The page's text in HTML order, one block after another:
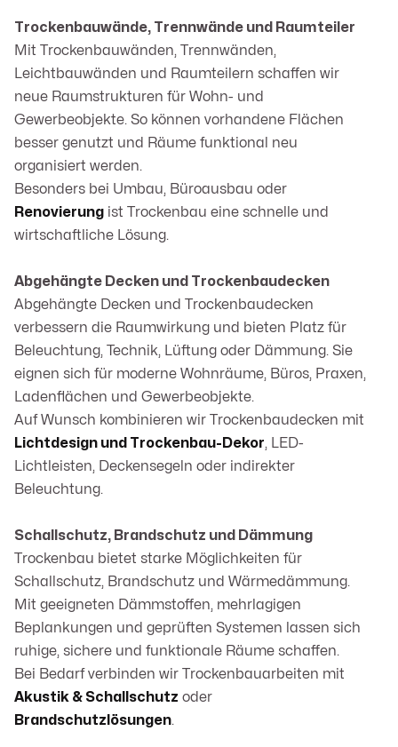
Trockenbauwände, Trennwände und Raumteiler
Mit Trockenbauwänden, Trennwänden,
Leichtbauwänden und Raumteilern schaffen wir
neue Raumstrukturen für Wohn- und
Gewerbeobjekte. So können vorhandene Flächen
besser genutzt und Räume funktional neu
organisiert werden.
Besonders bei Umbau, Büroausbau oder
Renovierung ist Trockenbau eine schnelle und
wirtschaftliche Lösung.
Abgehängte Decken und Trockenbaudecken
Abgehängte Decken und Trockenbaudecken
verbessern die Raumwirkung und bieten Platz für
Beleuchtung, Technik, Lüftung oder Dämmung. Sie
eignen sich für moderne Wohnräume, Büros, Praxen,
Ladenflächen und Gewerbeobjekte.
Auf Wunsch kombinieren wir Trockenbaudecken mit
Lichtdesign und Trockenbau-Dekor, LED-
Lichtleisten, Deckensegeln oder indirekter
Beleuchtung.
Schallschutz, Brandschutz und Dämmung
Trockenbau bietet starke Möglichkeiten für
Schallschutz, Brandschutz und Wärmedämmung.
Mit geeigneten Dämmstoffen, mehrlagigen
Beplankungen und geprüften Systemen lassen sich
ruhige, sichere und funktionale Räume schaffen.
Bei Bedarf verbinden wir Trockenbauarbeiten mit
Akustik & Schallschutz oder
Brandschutzlösungen.